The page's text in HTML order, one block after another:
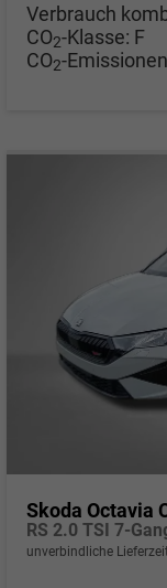
Verbrauch
CO2-Klasse: F
CO2-
Skoda Octavia
RS 2.0 TSI 7-
unverbindliche